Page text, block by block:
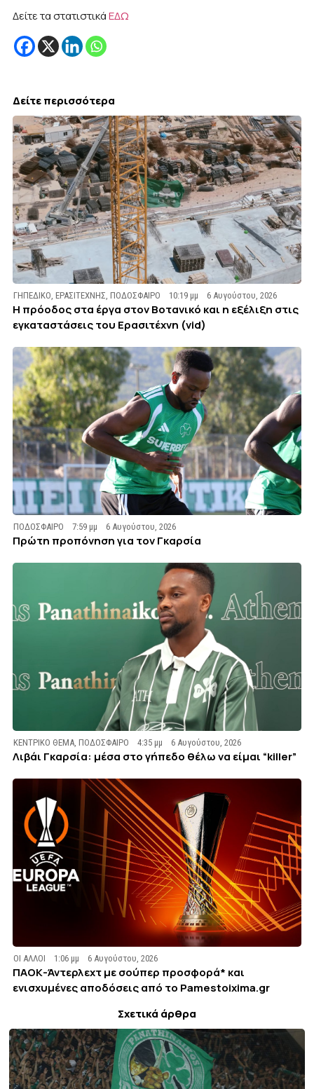
Δείτε τα στατιστικάΕΔΩ
Δείτε περισσότερα
ΓΗΠΕΔΙΚΟ ,ΕΡΑΣΙΤΕΧΝΗΣ ,ΠΟΔΟΣΦΑΙΡΟ 10:19 μμ 6 Αυγούστου, 2026
Η πρόοδος στα έργα στον Βοτανικό και η εξέλιξη στις
εγκαταστάσεις του Ερασιτέχνη (vid)
ΠΟΔΟΣΦΑΙΡΟ 7:59 μμ 6 Αυγούστου, 2026
Πρώτη προπόνηση για τον Γκαρσία
ΚΕΝΤΡΙΚΟ ΘΕΜΑ ,ΠΟΔΟΣΦΑΙΡΟ 4:35 μμ 6 Αυγούστου, 2026
Λιβάι Γκαρσία: μέσα στο γήπεδο θέλω να είμαι “killer”
ΟΙ ΑΛΛΟΙ 1:06 μμ 6 Αυγούστου, 2026
ΠΑΟΚ-Άντερλεχτ με σούπερ προσφορά* και
ενισχυμένες αποδόσεις από το Pamestoixima.gr
Σχετικά άρθρα